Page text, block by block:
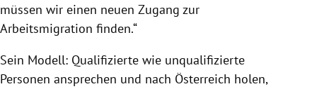
müssen wir einen neuen Zugang zur
Arbeitsmigration finden.“
Sein Modell: Qualifizierte wie unqualifizierte
Personen ansprechen und nach Österreich holen,